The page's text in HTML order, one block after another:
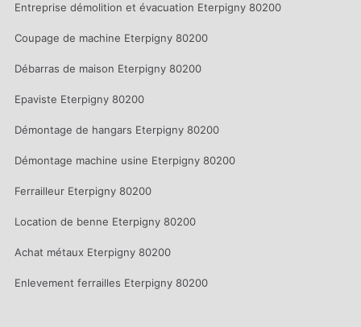
Entreprise démolition et évacuation Eterpigny 80200
Coupage de machine Eterpigny 80200
Débarras de maison Eterpigny 80200
Epaviste Eterpigny 80200
Démontage de hangars Eterpigny 80200
Démontage machine usine Eterpigny 80200
Ferrailleur Eterpigny 80200
Location de benne Eterpigny 80200
Achat métaux Eterpigny 80200
Enlevement ferrailles Eterpigny 80200